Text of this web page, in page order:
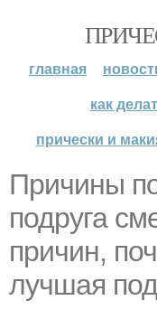
главная
как
прически и
Причины
подруга
причин,
лучшая